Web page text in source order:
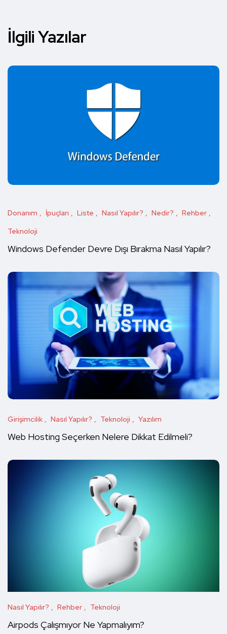
İlgili Yazılar
Donanım İpuçları Liste Nasıl Yapılır? Nedir?
Rehber
Teknoloji
Windows Defender Devre Dışı Bırakma Nasıl Yapılır?
Girişimcilik Nasıl Yapılır? Teknoloji Yazılım
Web Hosting Seçerken Nelere Dikkat Edilmeli?
Nasıl Yapılır? Rehber Teknoloji
Airpods Çalışmıyor Ne Yapmalıyım?